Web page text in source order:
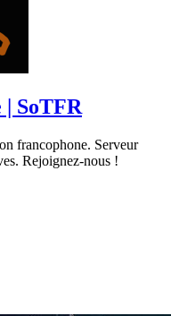
| SoTFR
francophone. Serveur
Rejoignez-nous !